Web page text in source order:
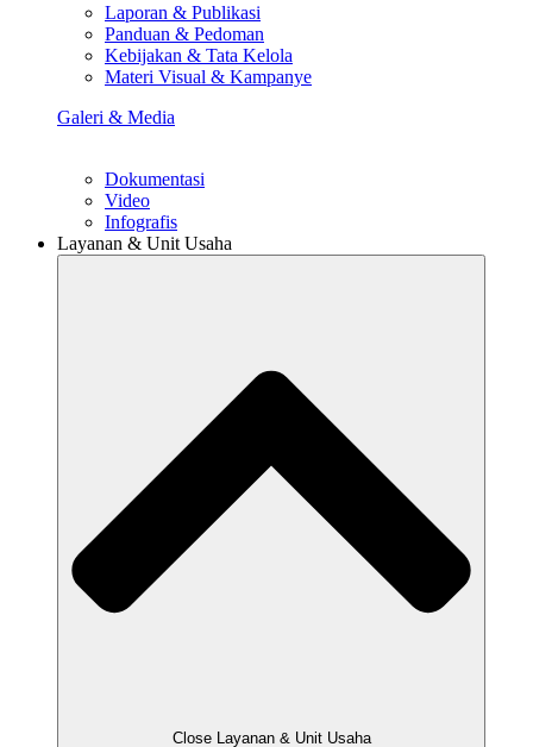
Laporan & Publikasi
Panduan & Pedoman
Kebijakan & Tata Kelola
Materi Visual & Kampanye
Galeri & Media
Dokumentasi
Video
Infografis
Layanan & Unit Usaha
Close Layanan & Unit Usaha